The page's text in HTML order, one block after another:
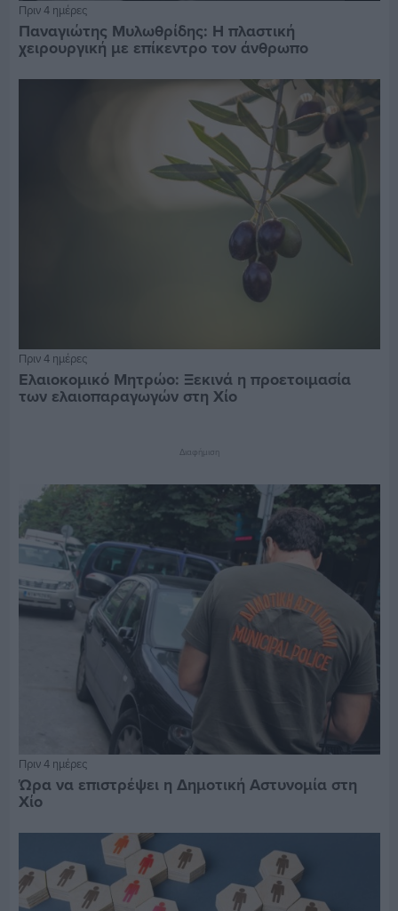
Πριν 4 ημέρες
Παναγιώτης Μυλωθρίδης: Η πλαστική
χειρουργική με επίκεντρο τον άνθρωπο
Πριν 4 ημέρες
Ελαιοκομικό Μητρώο: Ξεκινά η προετοιμασία
των ελαιοπαραγωγών στη Χίο
Διαφήμιση
Πριν 4 ημέρες
Ώρα να επιστρέψει η Δημοτική Αστυνομία στη
Χίο